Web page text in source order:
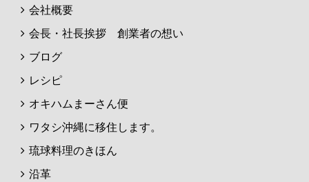
会社概要
会長・社長挨拶 創業者の想い
ブログ
レシピ
オキハムまーさん便
ワタシ沖縄に移住します。
琉球料理のきほん
沿革